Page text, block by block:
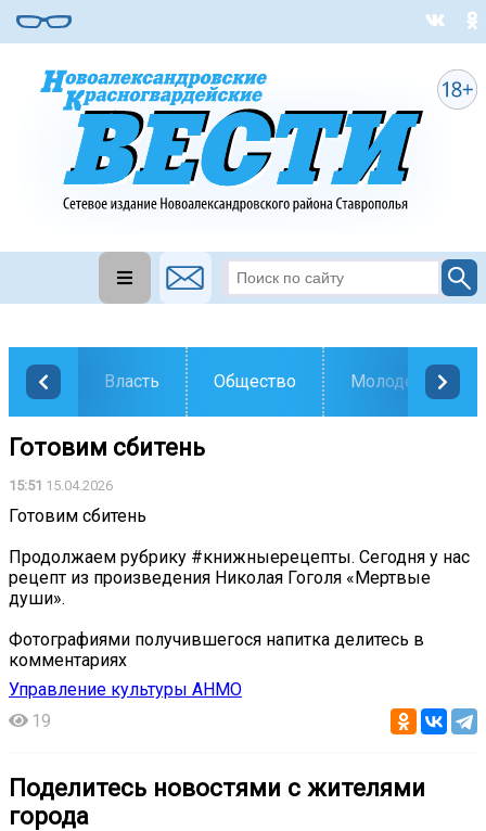
Власть Общество Молодежь
Готовим сбитень
15:51 15.04.2026
Готовим сбитень
Продолжаем рубрику #книжныерецепты. Сегодня у нас
рецепт из произведения Николая Гоголя «Мертвые
души».
Фотографиями получившегося напитка делитесь в
комментариях
Управление культуры АНМО
19
Поделитесь новостями с жителями
города